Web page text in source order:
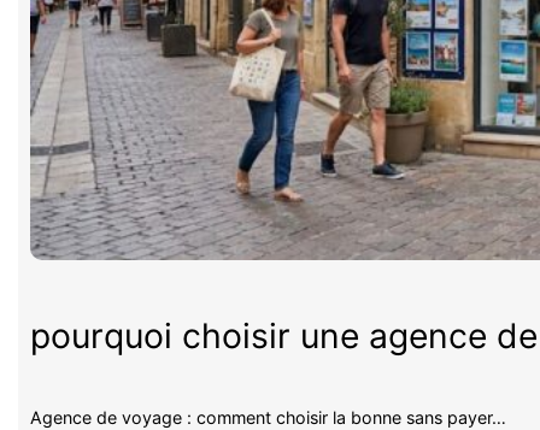
pourquoi choisir une agence
Agence de voyage : comment choisir la bonne sans payer…